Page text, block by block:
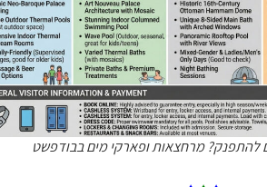
מרחצאות ופארקי מים בבודפשט